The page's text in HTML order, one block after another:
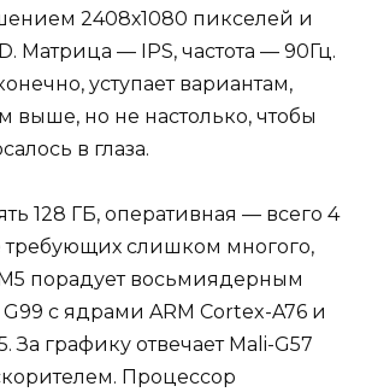
2408х1080 пикселей и
Матрица — IPS, частота — 90Гц.
уступает вариантам,
но не настолько, чтобы
в глаза.
128 ГБ, оперативная — всего 4
требующих слишком многого,
порадует восьмиядерным
с ядрами ARM Cortex-A76 и
За графику отвечает Mali-G57
Процессор